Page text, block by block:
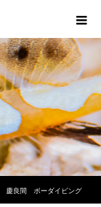
慶良間 ボーダイビング